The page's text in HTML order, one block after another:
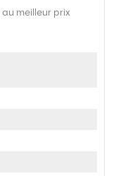
meilleur prix